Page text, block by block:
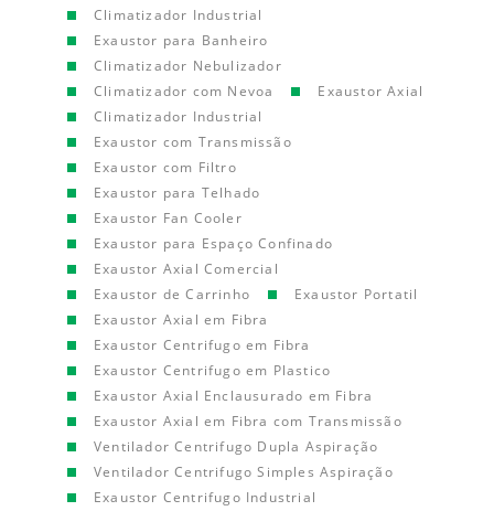
Climatizador Industrial
Exaustor para Banheiro
Climatizador Nebulizador
Climatizador com Nevoa
Exaustor Axial
Climatizador Industrial
Exaustor com Transmissão
Exaustor com Filtro
Exaustor para Telhado
Exaustor Fan Cooler
Exaustor para Espaço Confinado
Exaustor Axial Comercial
Exaustor de Carrinho
Exaustor Portatil
Exaustor Axial em Fibra
Exaustor Centrifugo em Fibra
Exaustor Centrifugo em Plastico
Exaustor Axial Enclausurado em Fibra
Exaustor Axial em Fibra com Transmissão
Ventilador Centrifugo Dupla Aspiração
Ventilador Centrifugo Simples Aspiração
Exaustor Centrifugo Industrial